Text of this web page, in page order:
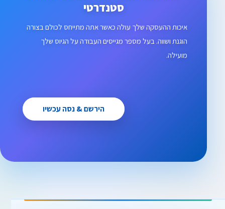
סטנדרטי
איכות ההעסקה שלך עולה כאשר אתה מתייחס לכולם בצורה
הוגנת ושווה. בעל מספר מגייסים העבודה על הגיוס שלך
מועילה.
הירשם & נסה עכשיו